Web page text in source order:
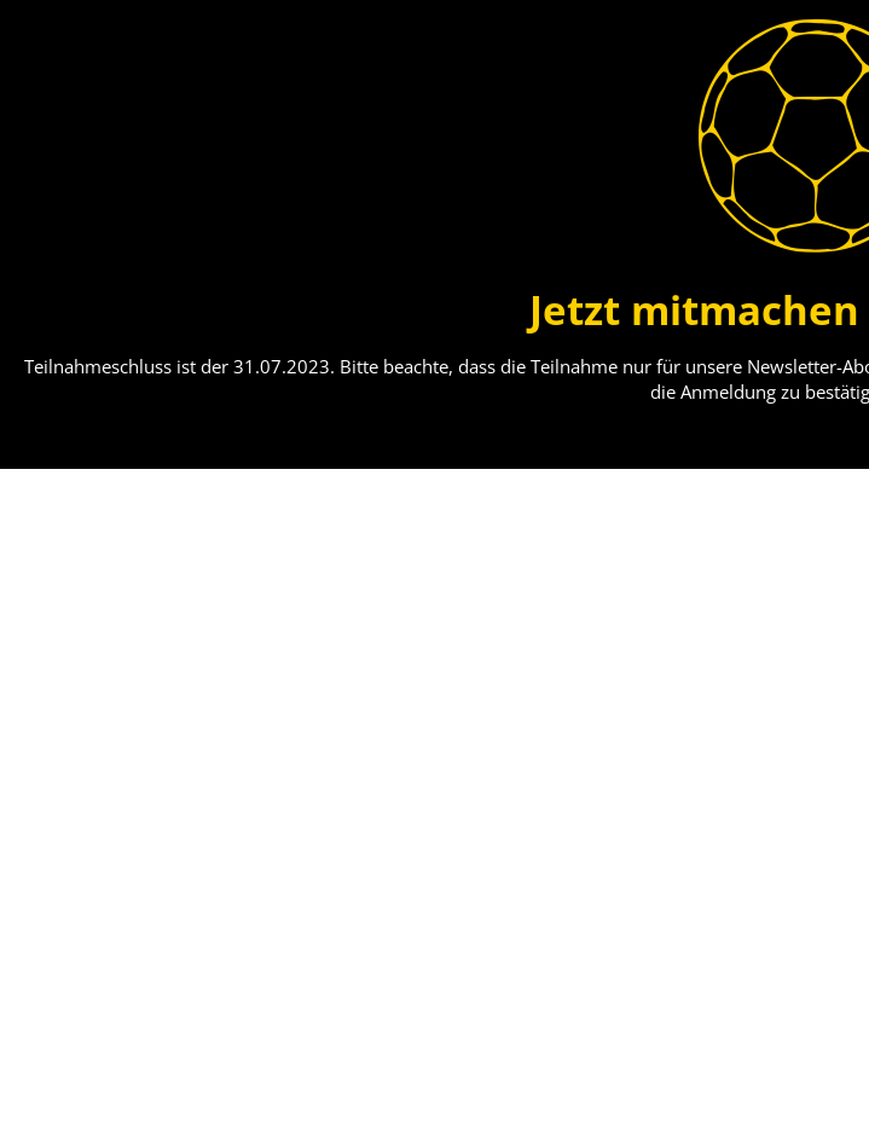
Jetzt
Teilnahmeschluss ist der 31.07.2023. Bitte beachte, dass die Teilnahme nur für unsere Newsletter-
die Anmeldung zu